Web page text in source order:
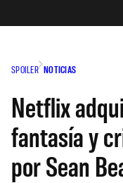
SPOILER NOTICIAS
Netflix
fantasía y
por Sean